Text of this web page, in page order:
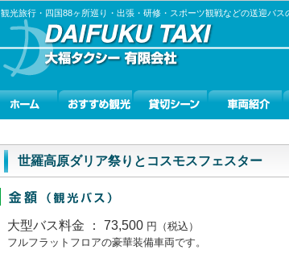
観光旅行・四国88ヶ所巡り・出張・研修・スポーツ観戦などの送迎バス
世羅高原ダリア祭りとコスモスフェスター
大型バス料金 ： 73,500 円（税込）
フルフラットフロアの豪華装備車両です。